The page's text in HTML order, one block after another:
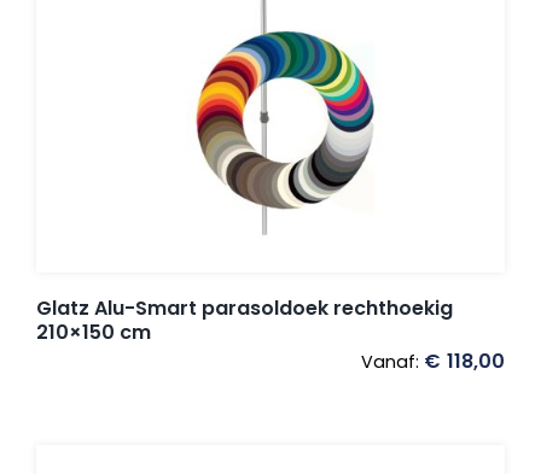
Glatz Alu-Smart parasoldoek rechthoekig
210×150 cm
Vanaf: € 118,00